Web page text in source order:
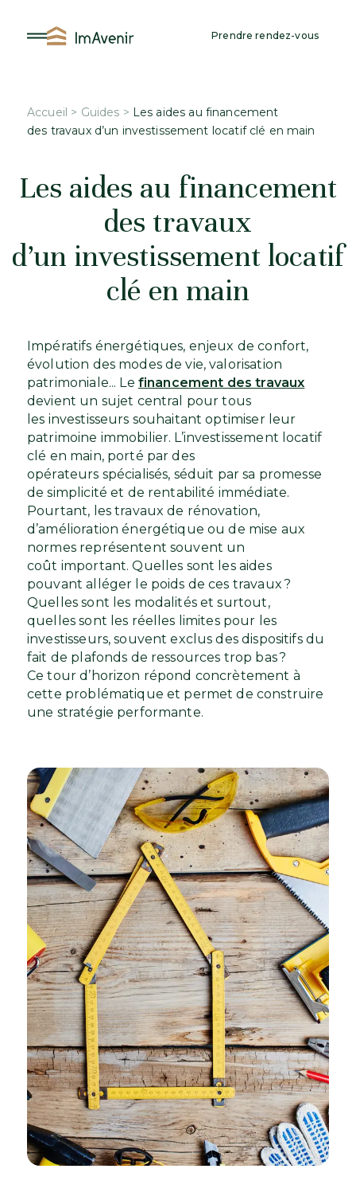
contenu
Prendre rendez-vous
Accueil > Guides > Les aides au financement
des travaux d’un investissement locatif clé en main
Les aides au financement
des travaux
d’un investissement locatif
clé en main
Impératifs énergétiques, enjeux de confort,
évolution des modes de vie, valorisation
patrimoniale... Le financement des travaux
devient un sujet central pour tous
les investisseurs souhaitant optimiser leur
patrimoine immobilier. L’investissement locatif
clé en main, porté par des
opérateurs spécialisés, séduit par sa promesse
de simplicité et de rentabilité immédiate.
Pourtant, les travaux de rénovation,
d’amélioration énergétique ou de mise aux
normes représentent souvent un
coût important. Quelles sont les aides
pouvant alléger le poids de ces travaux ?
Quelles sont les modalités et surtout,
quelles sont les réelles limites pour les
investisseurs, souvent exclus des dispositifs du
fait de plafonds de ressources trop bas ?
Ce tour d’horizon répond concrètement à
cette problématique et permet de construire
une stratégie performante.